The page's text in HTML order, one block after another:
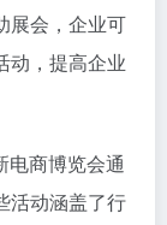
展会，企业可
动，提高企业
电商博览会通
活动涵盖了行